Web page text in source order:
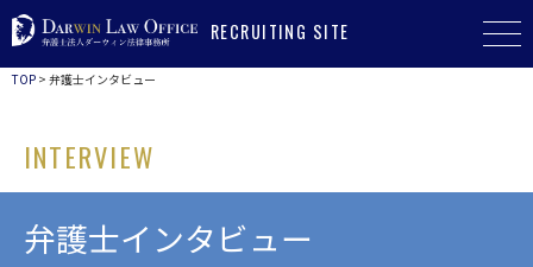
RECRUITING SITE
TOP > 弁護士インタビュー
INTERVIEW
弁護士インタビュー